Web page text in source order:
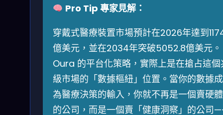
Pro Tip 專家見解：
穿戴式醫療裝置市場預計在2026年達到
億美元，並在2034年突破5052.8億美元。
Oura 的平台化策略，實際上是在搶占這個
級市場的「數據樞紐」位置。當你的數據成
為醫療決策的輸入，你就不再是一個賣硬體
的公司，而是一個賣「健康洞察」的公司